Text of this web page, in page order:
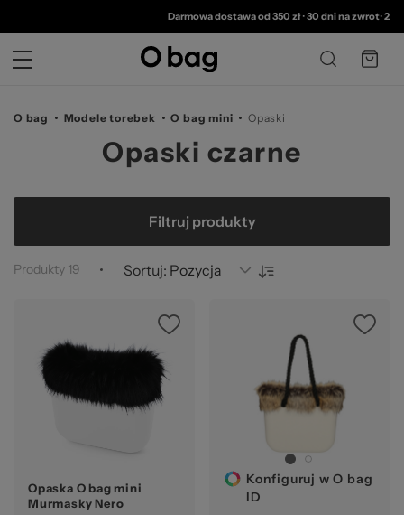
©Darmowa dostawa od 350 zł•30 dni na zwrot•2 lata
O bag Modele torebek O bag mini Opaski
Opaski czarne
Produkty 19 Sortuj:
Filtruj produkty
Opaska O bag mini
Murmasky Nero
Konfiguruj w O bag
ID